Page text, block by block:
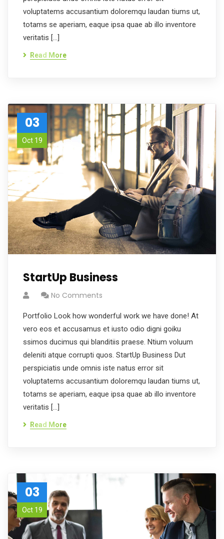
voluptatems accusantium doloremqu laudan tiums ut,
totams se aperiam, eaque ipsa quae ab illo inventore
veritatis […]
Read More
03
Oct 19
StartUp Business
No Comments
Portfolio Look how wonderful work we have done! At
vero eos et accusamus et iusto odio digni goiku
ssimos ducimus qui blanditiis praese. Ntium voluum
deleniti atque corrupti quos. StartUp Business Dut
perspiciatis unde omnis iste natus error sit
voluptatems accusantium doloremqu laudan tiums ut,
totams se aperiam, eaque ipsa quae ab illo inventore
veritatis […]
Read More
03
Oct 19